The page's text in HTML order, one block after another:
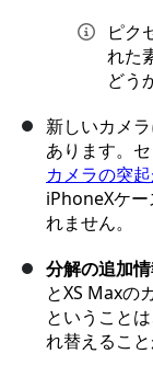
ピク
れた
どう
新しいカメ
あります。
カメラの突
iPhoneXケー
れません。
分解の追加
とXS Maxの
ということ
れ替えること